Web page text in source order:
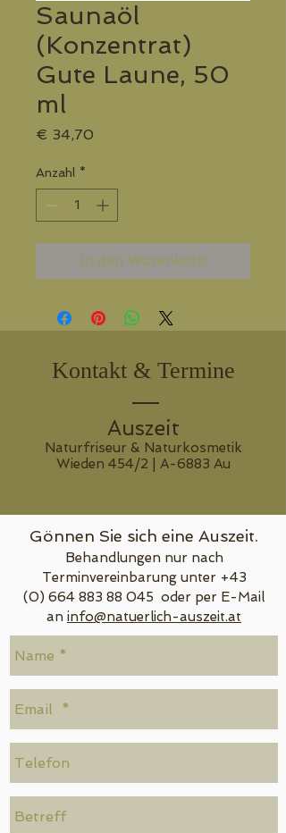
Saunaöl
(Konzentrat)
Gute Laune, 50
ml
€ 34,70
Anzahl *
In den Warenkorb
Kontakt & Termine
Auszeit
Naturfriseur & Naturkosmetik
Wieden 454/2 | A-6883 Au
Gönnen Sie sich eine Auszeit.
Behandlungen nur nach
Terminvereinbarung unter +43
(0) 664 883 88 045 oder per E-Mail
an info@natuerlich-auszeit.at